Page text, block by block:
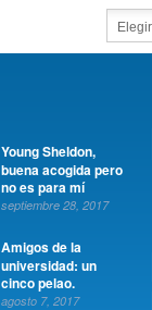
Young Sheldon,
buena acogida pero
no es para mí
septiembre 28, 2017
Amigos de la
universidad: un
cinco pelao.
agosto 7, 2017